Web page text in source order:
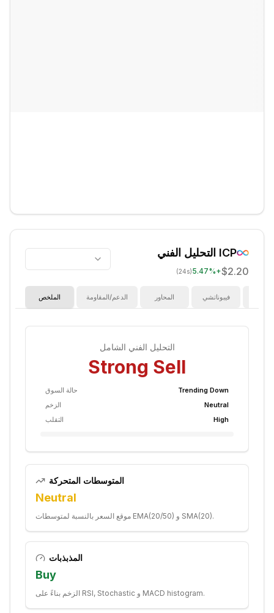
ICP التحليل الفني
$2.20
+
5.47%
(24s)
الملخص الدعم/المقاومة المحاور فيبوناتشي
التحليل الفني الشامل
Strong Sell
حالة السوق
Trending Down
الزخم
Neutral
التقلب
High
المتوسطات المتحركة
Neutral
موقع السعر بالنسبة لمتوسطات EMA(20/50) و SMA(20).
المذبذبات
Buy
الزخم بناءً على RSI, Stochastic و MACD histogram.